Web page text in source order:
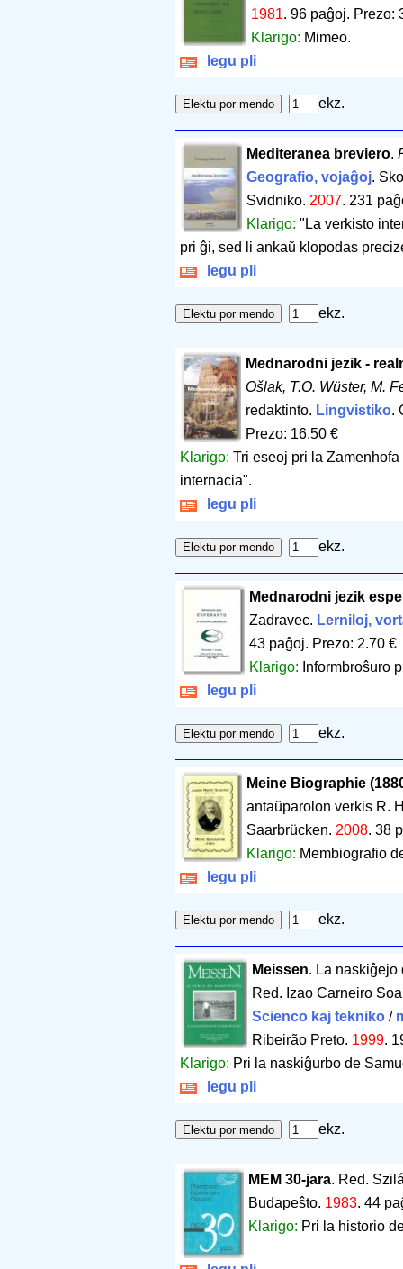
1981. 96 paĝoj. Prezo:
Klarigo: Mimeo.
legu pli
ekz.
Mediteranea breviero.
Geografio, vojaĝoj.
Svidniko. 2007. 231
Klarigo:"La verkisto
pri ĝi, sed li ankaŭ klopodas
legu pli
ekz.
Mednarodni jezik -
Ošlak, T.O. Wüster, M.
redaktinto. Lingvistiko.
Prezo: 16.50 €
Klarigo: Tri eseoj pri la
internacia".
legu pli
ekz.
Mednarodni jezik
Zadravec. Lerniloj,
43 paĝoj. Prezo: 2.70 €
Klarigo: Informbroŝuro
legu pli
ekz.
Meine Biographie
antaŭparolon verkis R.
Saarbrücken. 2008.38
Klarigo: Membiografio
legu pli
ekz.
Meissen. La naskiĝejo
Red. Izao Carneiro
Scienco kaj tekniko /
Ribeirão Preto. 1999.
Klarigo: Pri la naskiĝurbo de
legu pli
ekz.
MEM 30-jara. Red.
Budapeŝto. 1983. 44
Klarigo: Pri la historio